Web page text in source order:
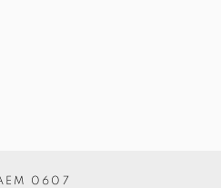
0607